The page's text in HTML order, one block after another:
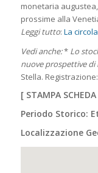
monetaria
prossime alla
Leggi tutto: La
Vedi anche:*Lo
nuove prospettive di
Stella. Registrazione:
[ STAMPA
Periodo Storico:
Localizzazione